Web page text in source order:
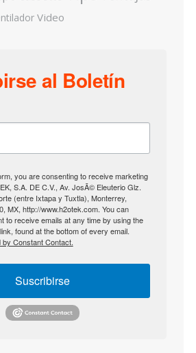
Video
al Boletín
you are consenting to receive marketing
S.A. DE C.V., Av. JosÃ© Eleuterio Glz.
(entre Ixtapa y Tuxtla), Monterrey,
MX, http://www.h2otek.com. You can
to receive emails at any time by using the
found at the bottom of every email.
Constant Contact.
Suscribirse